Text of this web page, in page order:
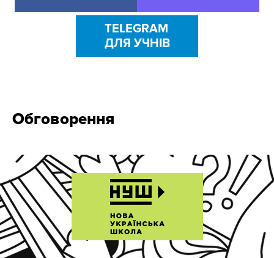
TELEGRAM
ДЛЯ УЧНІВ
Обговорення